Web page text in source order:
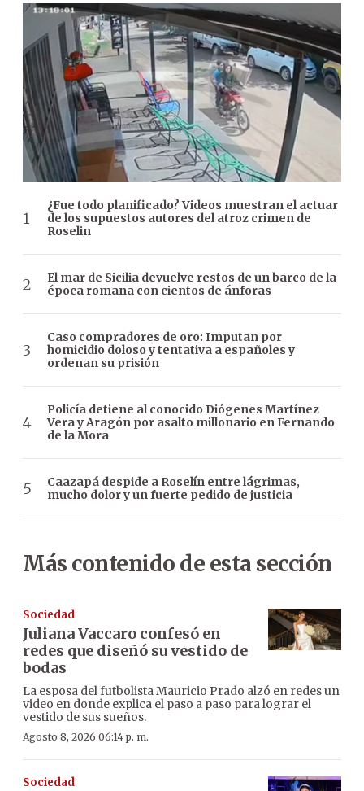
¿Fue todo planificado? Videos muestran el actuar
de los supuestos autores del atroz crimen de
Roselin
El mar de Sicilia devuelve restos de un barco de la
época romana con cientos de ánforas
Caso compradores de oro: Imputan por
homicidio doloso y tentativa a españoles y
ordenan su prisión
Policía detiene al conocido Diógenes Martínez
Vera y Aragón por asalto millonario en Fernando
de la Mora
Caazapá despide a Roselín entre lágrimas,
mucho dolor y un fuerte pedido de justicia
Más contenido de esta sección
Sociedad
Juliana Vaccaro confesó en
redes que diseñó su vestido de
bodas
La esposa del futbolista Mauricio Prado alzó en redes un
video en donde explica el paso a paso para lograr el
vestido de sus sueños.
Agosto 8, 2026 06:14 p. m.
Sociedad